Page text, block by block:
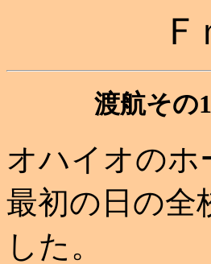
渡航その1
オハイオのホ
最初の日の全
した。